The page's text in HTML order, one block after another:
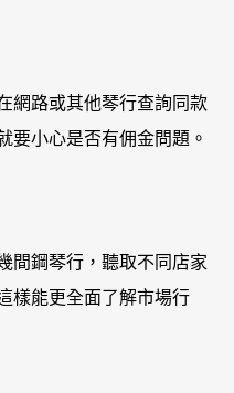
網路或其他琴行查詢同款
要小心是否有佣金問題。
間鋼琴行，聽取不同店家
樣能更全面了解市場行